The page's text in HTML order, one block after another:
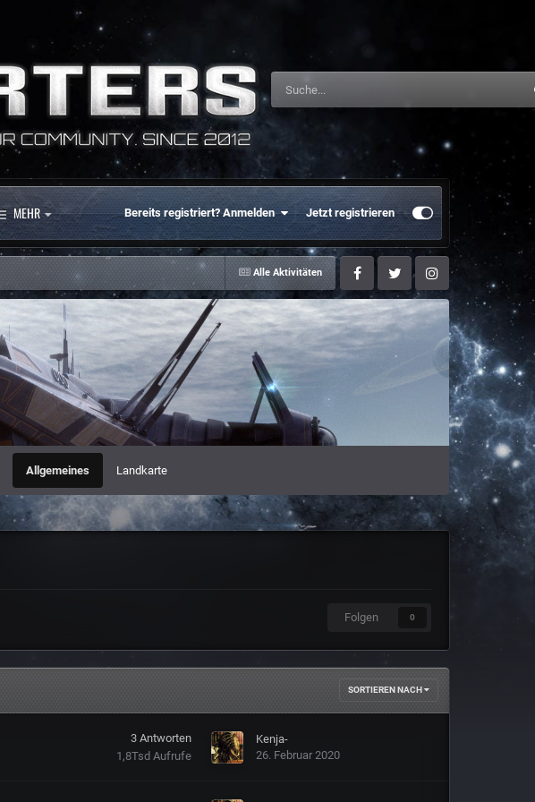
MEHR Bereits registriert? Anmelden Jetzt registrieren
Alle Aktivitäten
FacebookTwitter Instagram
Allgemeines Landkarte
Folgen 0
SORTIEREN NACH
3 Antworten
1,8Tsd Aufrufe
Kenja-
26. Februar 2020